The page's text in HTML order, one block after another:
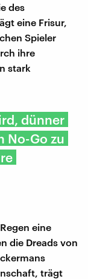
des
eine Frisur,
Spieler
ihre
stark
dünner
No-Go zu
eine
die Dreads von
trägt